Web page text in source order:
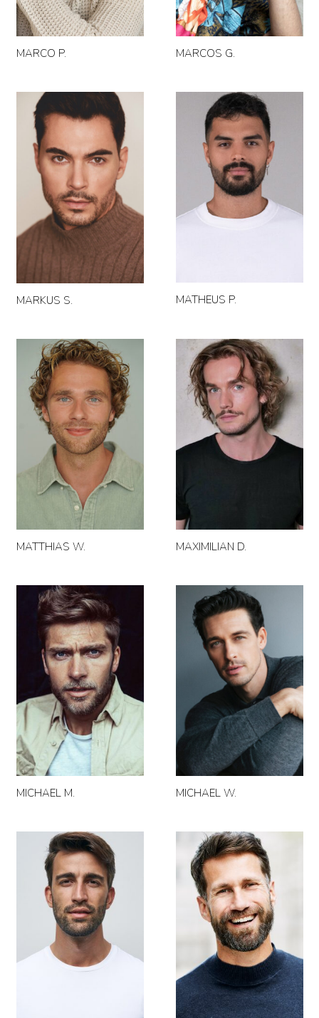
MARCO P. MARCOS G.
MARKUS S. MATHEUS P.
MATTHIAS W. MAXIMILIAN D.
MICHAEL M. MICHAEL W.